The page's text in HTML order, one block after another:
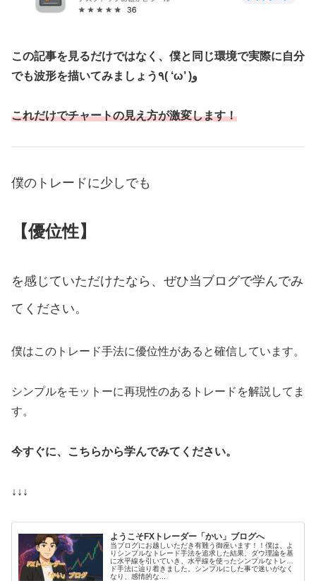
この記事を見るだけではなく、僕と同じ環境で実際に自分
でも波形を描いてみましょう٩( ‘ω’ )و
これだけでチャートの見え方が激変します！
僕のトレードに少しでも
【優位性】
を感じていただけたなら、ぜひ当ブログで学んでみ
てください。
僕はこのトレード手法に優位性があると確信しています。
シンプルをモットーに再現性のあるトレードを解説してま
す。
今すぐに、こちらから学んでみてください。
↓↓↓
ようこそFXトレーダー「かい」ブログへ
当ブログにお越しいただき有難う御座います！！僕は、よ
りシンプルなトレード手法を追求した結果、ダウ理論を基
に水平線を引いていき、水平線を使ったシンプルなトレー
ド手法に辿り着きました。シンプルにした事で迷いがなく
なり、感情的な...